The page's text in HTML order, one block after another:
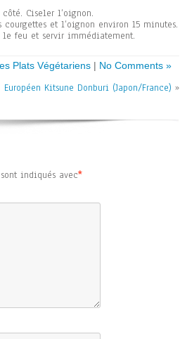
Ciseler l’oignon.
et l’oignon environ 15 minutes.
feu et servir immédiatement.
Plats Végétariens | No Comments »
Européen Kitsune Donburi (Japon/France) »
indiqués avec*